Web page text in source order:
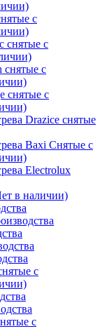
с
снятые с
снятые с
снятые с
Drazice снятые
Baxi Снятые с
Electrolux
в наличии)
с
с